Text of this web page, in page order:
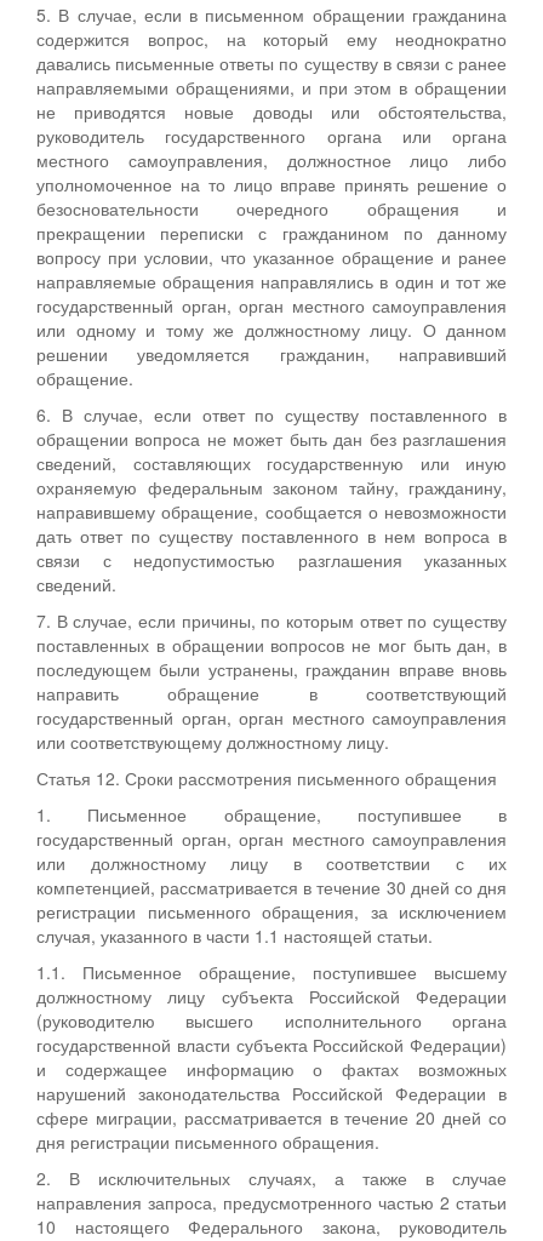
5. В случае, если в письменном обращении гражданина
содержится вопрос, на который ему неоднократно
давались письменные ответы по существу в связи с ранее
направляемыми обращениями, и при этом в обращении
не приводятся новые доводы или обстоятельства,
руководитель государственного органа или органа
местного самоуправления, должностное лицо либо
уполномоченное на то лицо вправе принять решение о
безосновательности очередного обращения и
прекращении переписки с гражданином по данному
вопросу при условии, что указанное обращение и ранее
направляемые обращения направлялись в один и тот же
государственный орган, орган местного самоуправления
или одному и тому же должностному лицу. О данном
решении уведомляется гражданин, направивший
обращение.
6. В случае, если ответ по существу поставленного в
обращении вопроса не может быть дан без разглашения
сведений, составляющих государственную или иную
охраняемую федеральным законом тайну, гражданину,
направившему обращение, сообщается о невозможности
дать ответ по существу поставленного в нем вопроса в
связи с недопустимостью разглашения указанных
сведений.
7. В случае, если причины, по которым ответ по существу
поставленных в обращении вопросов не мог быть дан, в
последующем были устранены, гражданин вправе вновь
направить обращение в соответствующий
государственный орган, орган местного самоуправления
или соответствующему должностному лицу.
Статья 12. Сроки рассмотрения письменного обращения
1. Письменное обращение, поступившее в
государственный орган, орган местного самоуправления
или должностному лицу в соответствии с их
компетенцией, рассматривается в течение 30 дней со дня
регистрации письменного обращения, за исключением
случая, указанного в части 1.1 настоящей статьи.
1.1. Письменное обращение, поступившее высшему
должностному лицу субъекта Российской Федерации
(руководителю высшего исполнительного органа
государственной власти субъекта Российской Федерации)
и содержащее информацию о фактах возможных
нарушений законодательства Российской Федерации в
сфере миграции, рассматривается в течение 20 дней со
дня регистрации письменного обращения.
2. В исключительных случаях, а также в случае
направления запроса, предусмотренного частью 2 статьи
10 настоящего Федерального закона, руководитель